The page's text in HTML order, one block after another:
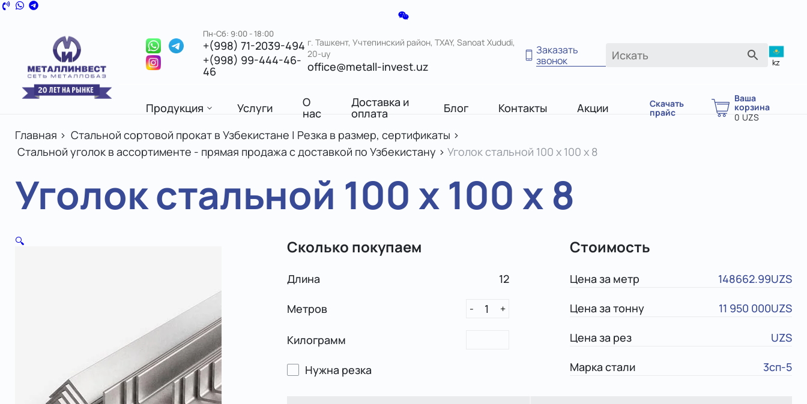
Пн-Сб: 9:00 - 18:00
+(998) 71-2039-494
+(998) 99-444-46-
46
г. Ташкент, Учтепинский район, TXAY, Sanoat Xududi,
20-uy
office@metall-invest.uz
Заказать
звонок
kz
Продукция Услуги О
нас
Доставка и
оплата Блог Контакты Акции Скачать
прайс
Ваша
корзина
0 UZS
Главная > Стальной сортовой прокат в Узбекистане | Резка в размер, сертификаты >
Стальной уголок в ассортименте - прямая продажа с доставкой по Узбекистану > Уголок стальной 100 х 100 x 8
Уголок стальной 100 х 100 x 8
🔍 Сколько покупаем
Длина 12
Метров - 1 +
Килограмм
Нужна резка
Стоимость
Цена за метр 148662.99UZS
Цена за тонну 11 950 000UZS
Цена за рез UZS
Марка стали 3сп-5